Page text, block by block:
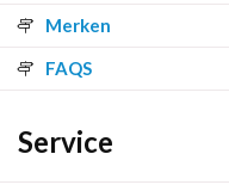
Merken
FAQS
Service